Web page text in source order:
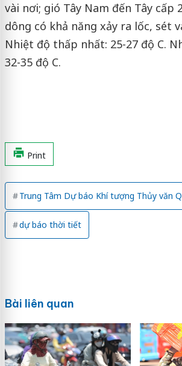
vài nơi; gió Tây Nam đến Tây cấp
dông có khả năng xảy ra lốc, sét
Nhiệt độ thấp nhất: 25-27 độ C.
32-35 độ C.
Print
Trung Tâm Dự báo Khí tượng Thủy văn
dự báo thời tiết
Bài liên quan